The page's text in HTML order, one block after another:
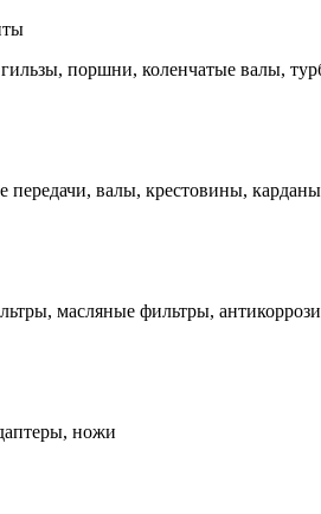
поршни, коленчатые валы,
передачи, валы, крестовины, карданы
масляные фильтры,
ножи